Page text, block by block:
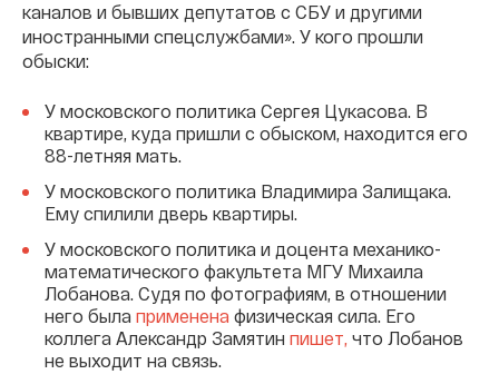
каналов и бывших депутатов с СБУ и другими
иностранными спецслужбами». У кого прошли
обыски:
У московского политика Сергея Цукасова. В
квартире, куда пришли с обыском, находится его
88-летняя мать.
У московского политика Владимира Залищака.
Ему спилили дверь квартиры.
У московского политика и доцента механико-
математического факультета МГУ Михаила
Лобанова. Судя по фотографиям, в отношении
него была применена физическая сила. Его
коллега Александр Замятин пишет, что Лобанов
не выходит на связь.